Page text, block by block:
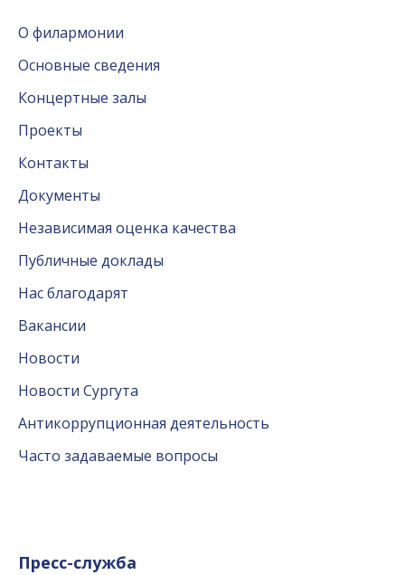
О филармонии
Основные сведения
Концертные залы
Проекты
Контакты
Документы
Независимая оценка качества
Публичные доклады
Нас благодарят
Вакансии
Новости
Новости Сургута
Антикоррупционная деятельность
Часто задаваемые вопросы
Пресс-служба